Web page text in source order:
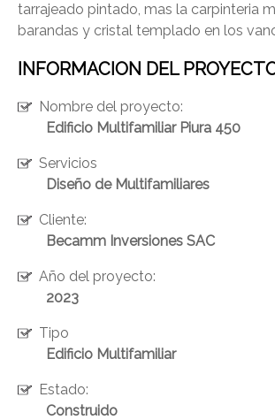
tarrajeado pintado, mas la carpinteria
barandas y cristal templado en los
INFORMACION DEL
Nombre del proyecto:
Edificio Multifamiliar Piura 450
Servicios
Diseño de Multifamiliares
Cliente:
Becamm Inversiones SAC
Año del proyecto:
2023
Tipo
Edificio Multifamiliar
Estado:
Construido
ENVIAR